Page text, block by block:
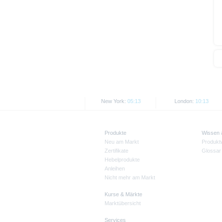
New York: 05:13 London: 10:13
Produkte
Neu am Markt
Zertifikate
Hebelprodukte
Anleihen
Nicht mehr am Markt
Kurse & Märkte
Marktübersicht
Services
Wissen
Glossar